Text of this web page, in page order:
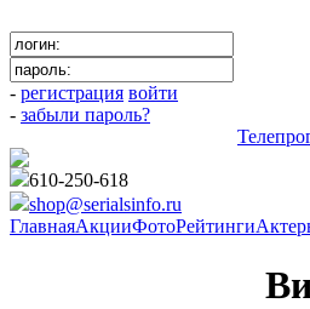
- регистрация войти
- забыли пароль?
610-250-618
shop@serialsinfo.ru
ГлавнаяАкцииФотоРейтинги